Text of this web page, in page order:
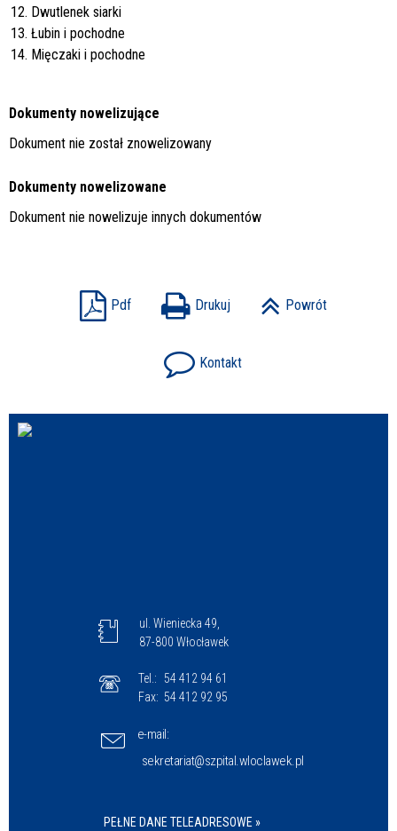
12. Dwutlenek siarki
13. Łubin i pochodne
14. Mięczaki i pochodne
Dokumenty nowelizujące
Dokument nie został znowelizowany
Dokumenty nowelizowane
Dokument nie nowelizuje innych dokumentów
Pdf Drukuj Powrót
Kontakt
ul. Wieniecka 49,
87-800 Włocławek
Tel.: 54 412 94 61
Fax: 54 412 92 95
e-mail:
sekretariat@szpital.wloclawek.pl
PEŁNE DANE TELEADRESOWE »